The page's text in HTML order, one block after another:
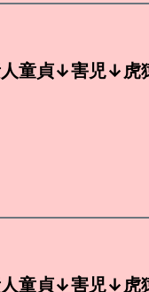
童貞↓害児↓
童貞↓害児↓